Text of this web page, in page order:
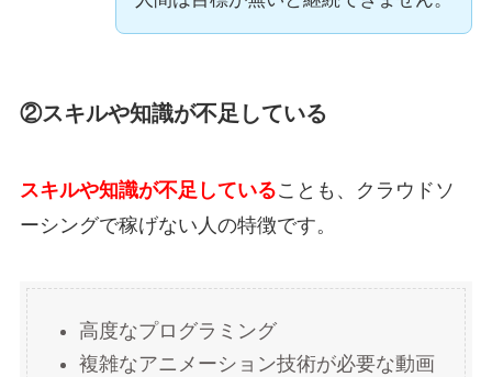
②スキルや知識が不足している
スキルや知識が不足していることも、クラウドソ
ーシングで稼げない人の特徴です。
高度なプログラミング
複雑なアニメーション技術が必要な動画